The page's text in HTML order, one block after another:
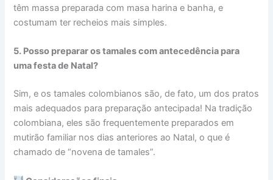
têm massa preparada com masa harina e banha, e
costumam ter recheios mais simples.
5. Posso preparar os tamales com antecedência para
uma festa de Natal?
Sim, e os tamales colombianos são, de fato, um dos pratos
mais adequados para preparação antecipada! Na tradição
colombiana, eles são frequentemente preparados em
mutirão familiar nos dias anteriores ao Natal, o que é
chamado de “novena de tamales”.